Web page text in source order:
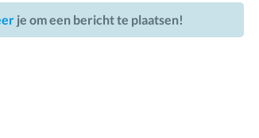
je om een bericht te plaatsen!